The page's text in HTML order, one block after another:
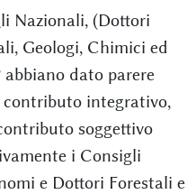
Nazionali, (Dottori
Geologi, Chimici ed
abbiano dato parere
contributo integrativo,
soggettivo
i Consigli
e Dottori Forestali e